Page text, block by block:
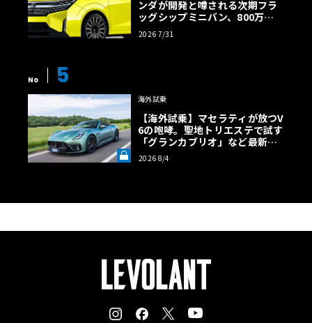
ンダが開発と噂される次期フラ
ッグシップミニバン、800万円
超の勝算【予想CG】
2026 7/31
No 5
海外試乗
【海外試乗】マセラティが放つV
6の咆哮。聖地トリエステで試す
「グランカブリオ」など最新ト
ロフェオ3台の官能評価《LE VO
LANT LAB》
2026 8/4